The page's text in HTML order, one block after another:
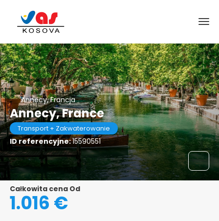
Annecy, Francja
Annecy, France
Transport + Zakwaterowanie
ID referencyjne:15590551
Całkowita cena Od
1.016 €